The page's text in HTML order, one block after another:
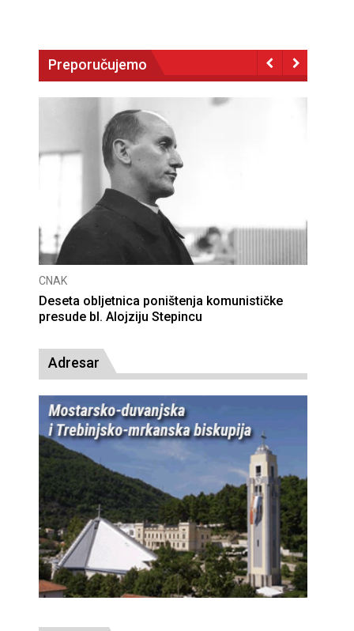
Preporučujemo
CNAK
Deseta obljetnica poništenja komunističke
presude bl. Alojziju Stepincu
Adresar